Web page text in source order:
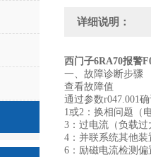
详细说明：
西门子6RA70报警
一、故障诊断步骤
‌查看故障值‌
通过参数r047.001
1或2‌：换相问题（
‌3‌：过电流（负载
‌4‌：并联系统其他装
‌6‌：励磁电流检测偏